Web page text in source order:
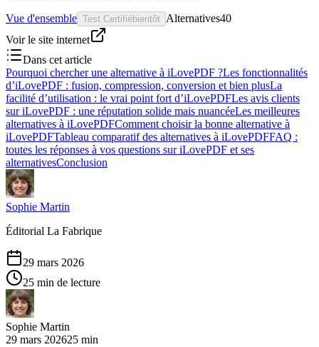
Vue d'ensemble Test Certifiébientôt Alternatives40
Voir le site internet
Dans cet article
Pourquoi chercher une alternative à iLovePDF ?Les fonctionnalités
d’iLovePDF : fusion, compression, conversion et bien plusLa
facilité d’utilisation : le vrai point fort d’iLovePDFLes avis clients
sur iLovePDF : une réputation solide mais nuancéeLes meilleures
alternatives à iLovePDFComment choisir la bonne alternative à
iLovePDFTableau comparatif des alternatives à iLovePDFFAQ :
toutes les réponses à vos questions sur iLovePDF et ses
alternativesConclusion
Sophie Martin
Éditorial La Fabrique
29 mars 2026
25 min de lecture
Sophie Martin
29 mars 202625 min